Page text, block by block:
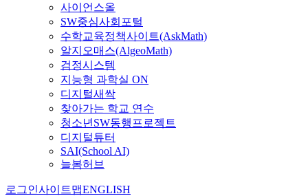
사이언스올
SW중심사회포털
수학교육정책사이트(AskMath)
알지오매스(AlgeoMath)
검정시스템
지능형 과학실 ON
디지털새싹
찾아가는 학교 연수
청소년SW동행프로젝트
디지털튜터
SAI(School AI)
늘봄허브
로그인사이트맵ENGLISH